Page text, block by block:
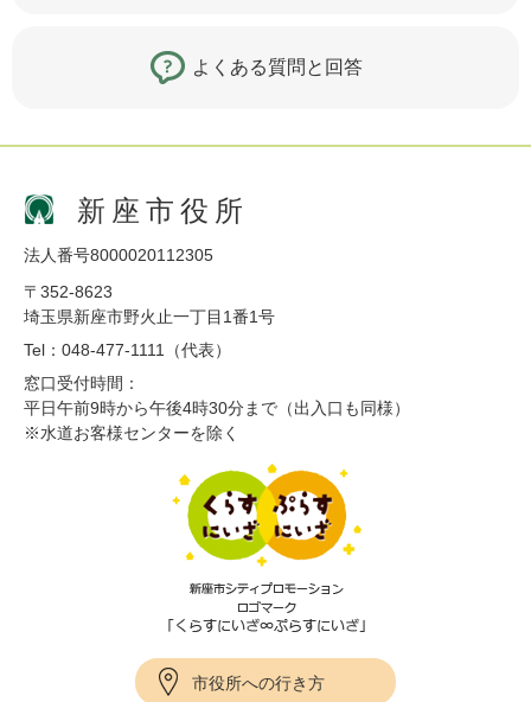
よくある質問と回答
新座市役所
法人番号8000020112305
〒352-8623
埼玉県新座市野火止一丁目1番1号
Tel：048-477-1111（代表）
窓口受付時間：
平日午前9時から午後4時30分まで（出入口も同様）
※水道お客様センターを除く
市役所への行き方